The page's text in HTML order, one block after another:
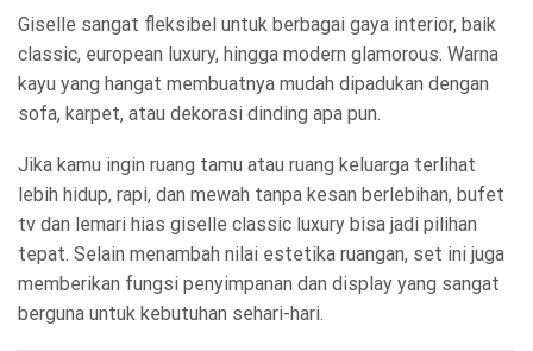
Giselle sangat fleksibel untuk berbagai gaya interior, baik
classic, european luxury, hingga modern glamorous. Warna
kayu yang hangat membuatnya mudah dipadukan dengan
sofa, karpet, atau dekorasi dinding apa pun.
Jika kamu ingin ruang tamu atau ruang keluarga terlihat
lebih hidup, rapi, dan mewah tanpa kesan berlebihan, bufet
tv dan lemari hias giselle classic luxury bisa jadi pilihan
tepat. Selain menambah nilai estetika ruangan, set ini juga
memberikan fungsi penyimpanan dan display yang sangat
berguna untuk kebutuhan sehari-hari.